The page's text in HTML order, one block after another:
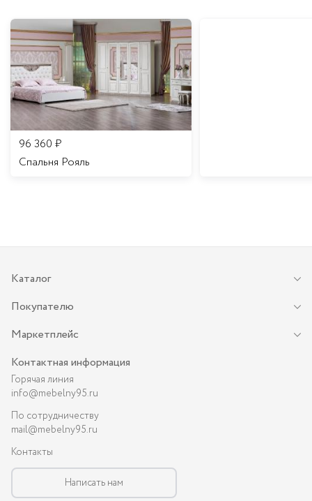
96 360 ₽
Спальня Рояль
Каталог
Покупателю
Маркетплейс
Контактная информация
Горячая линия
info@mebelny95.ru
По сотрудничеству
mail@mebelny95.ru
Контакты
Написать нам